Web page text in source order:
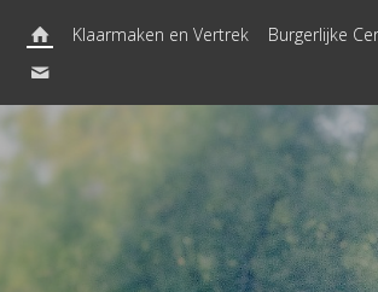
Klaarmaken en Vertrek Burgerlijke